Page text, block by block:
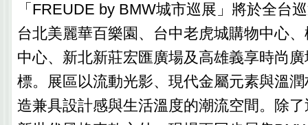
「FREUDE by BMW城市巡展」將於全台
台北美麗華百樂園、台中老虎城購物中心
中心、新北新莊宏匯廣場及高雄義享時尚
標。展區以流動光影、現代金屬元素與溫
造兼具設計感與生活溫度的潮流空間。除